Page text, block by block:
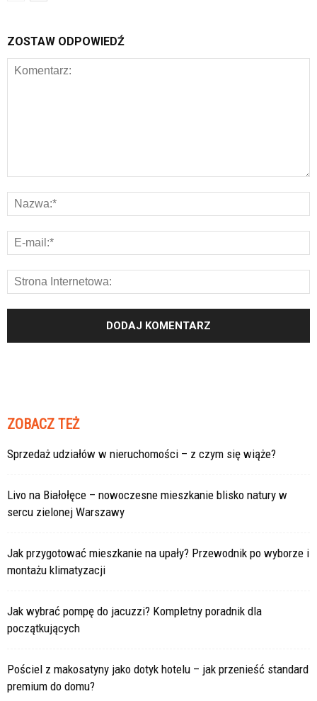
ZOSTAW ODPOWIEDŹ
ZOBACZ TEŻ
Sprzedaż udziałów w nieruchomości – z czym się wiąże?
Livo na Białołęce – nowoczesne mieszkanie blisko natury w
sercu zielonej Warszawy
Jak przygotować mieszkanie na upały? Przewodnik po wyborze i
montażu klimatyzacji
Jak wybrać pompę do jacuzzi? Kompletny poradnik dla
początkujących
Pościel z makosatyny jako dotyk hotelu – jak przenieść standard
premium do domu?